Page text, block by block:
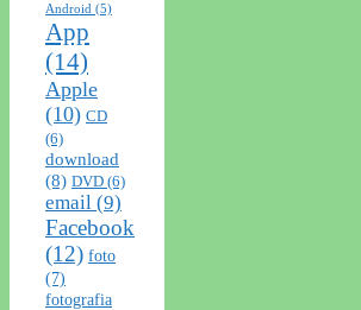
Android (5)
App
(14)
Apple
(10) CD
(6)
download
(8) DVD (6)
email (9)
Facebook
(12) foto
(7)
fotografia